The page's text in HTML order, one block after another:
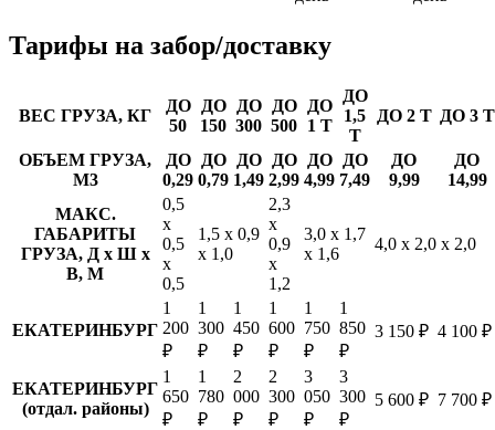
Тарифы на забор/доставку
ВЕС ГРУЗА, КГ
ДО
50
ДО
150
ДО
300
ДО
500
ДО
1 Т
ДО
1,5
Т
ДО 2 Т ДО 3 Т
ОБЪЕМ ГРУЗА,
М3
ДО
0,29
ДО
0,79
ДО
1,49
ДО
2,99
ДО
4,99
ДО
7,49
ДО
9,99
ДО
14,99
МАКС.
ГАБАРИТЫ
ГРУЗА, Д х Ш х
В, М
0,5
х
0,5
х
0,5
1,5 х 0,9
х 1,0
2,3
х
0,9
х
1,2
3,0 х 1,7
х 1,6
4,0 х 2,0 х 2,0
ЕКАТЕРИНБУРГ
1
200
₽
1
300
₽
1
450
₽
1
600
₽
1
750
₽
1
850
₽
3 150 ₽ 4 100 ₽
ЕКАТЕРИНБУРГ
(отдал. районы)
1
650
₽
1
780
₽
2
000
₽
2
300
₽
3
050
₽
3
300
₽
5 600 ₽ 7 700 ₽